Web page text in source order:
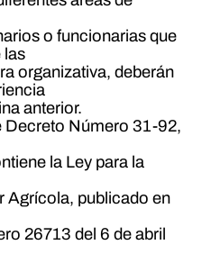
o funcionarias que
las
organizativa, deberán
anterior.
Decreto Número 31-92,
la Ley para la
Agrícola, publicado en
26713 del 6 de abril